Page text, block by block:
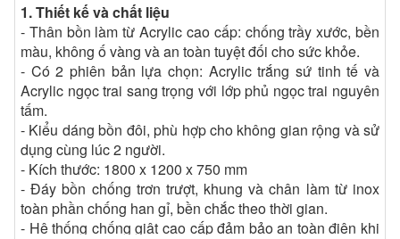
1. Thiết kế và chất liệu
- Thân bồn làm từ Acrylic cao cấp: chống trầy xước, bền
màu, không ố vàng và an toàn tuyệt đối cho sức khỏe.
- Có 2 phiên bản lựa chọn: Acrylic trắng sứ tinh tế và
Acrylic ngọc trai sang trọng với lớp phủ ngọc trai nguyên
tấm.
- Kiểu dáng bồn đôi, phù hợp cho không gian rộng và sử
dụng cùng lúc 2 người.
- Kích thước: 1800 x 1200 x 750 mm
- Đáy bồn chống trơn trượt, khung và chân làm từ inox
toàn phần chống han gỉ, bền chắc theo thời gian.
- Hệ thống chống giật cao cấp đảm bảo an toàn điện khi